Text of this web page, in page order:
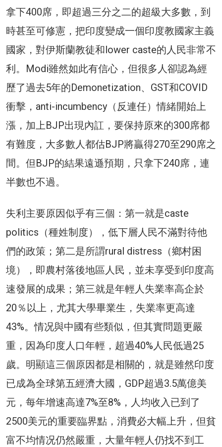
拿下400席，即超過三分之二的超級大多數，到
時甚至可修憲，把印度變成一個印度教國家主義
國家，對伊斯蘭教徒和lower caste的人民非常不
利。Modi雖然如此有信心，但很多人卻認為經
歷了過去5年的Demonetization、GST和COVID
衝擊，anti-incumbency（反連任）情緒開始上
漲，加上BJP出現內訌，要保持原來的300席都
有難度，大多數人都估BJP將贏得270至290席之
間。但BJP的結果遠遜預期，只拿下240席，連
半數也不過。
失利主要原因似乎有三個：第一就是caste
politics（種姓制度），低下層人民不滿對待他
們的政策；第二是所謂rural distress（鄉村困
境），即農村落後地區人民，並未享受到印度高
速發展的成果；第三就是年輕人失業率高企於
20％以上，尤其大學畢業生，失業率更高達
43%。情况與中國有些類似，但其實問題更嚴
重，因為印度人口年輕，超過40%人民低過25
歲。明顯這三個原因都是相關的，就是雖然印度
已成為全球第五經濟大國，GDP超過3.5萬億美
元，每年增速高達7%至8%，人均收入已到了
2500美元的重要臨界點，消費必大幅上升，但貧
富不均情况仍然嚴重，大量年輕人仍找不到工